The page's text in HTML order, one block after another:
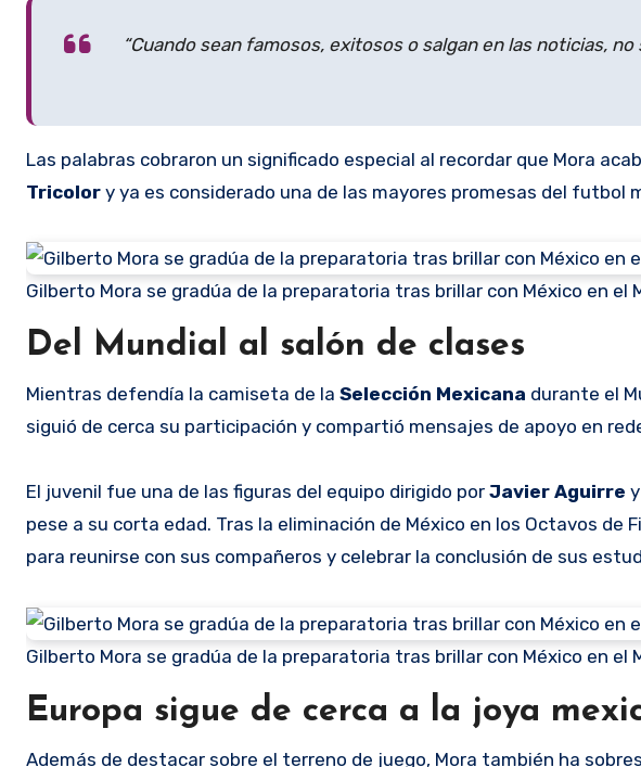
“Cuando sean famosos, exitosos o salgan en las noticias,
Las palabras cobraron un significado especial al recordar que Mora
Tricolor y ya es considerado una de las mayores promesas del futbol
Gilberto Mora se gradúa de la preparatoria tras brillar con México en el
Del Mundial al salón de clases
Mientras defendía la camiseta de la Selección Mexicana durante el
siguió de cerca su participación y compartió mensajes de apoyo en
El juvenil fue una de las figuras del equipo dirigido por Javier Aguirre
pese a su corta edad. Tras la eliminación de México en los Octavos
para reunirse con sus compañeros y celebrar la conclusión de sus
Gilberto Mora se gradúa de la preparatoria tras brillar con México en el
Europa sigue de cerca a la joya
Además de destacar sobre el terreno de juego, Mora también ha